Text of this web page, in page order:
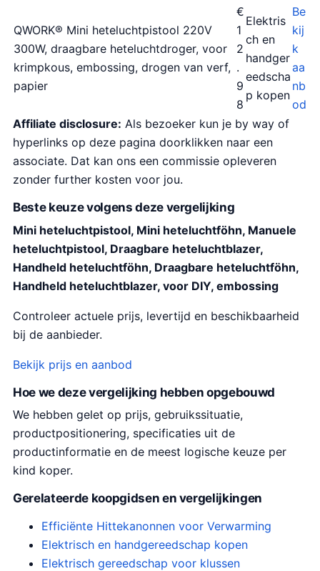
QWORK® Mini heteluchtpistool 220V
300W, draagbare heteluchtdroger, voor
krimpkous, embossing, drogen van verf,
papier
€
1
2
.
9
8
Elektris
ch en
handger
eedscha
p kopen
Be
kij
k
aa
nb
od
Affiliate disclosure: Als bezoeker kun je by way of
hyperlinks op deze pagina doorklikken naar een
associate. Dat kan ons een commissie opleveren
zonder further kosten voor jou.
Beste keuze volgens deze vergelijking
Mini heteluchtpistool, Mini heteluchtföhn, Manuele
heteluchtpistool, Draagbare heteluchtblazer,
Handheld heteluchtföhn, Draagbare heteluchtföhn,
Handheld heteluchtblazer, voor DIY, embossing
Controleer actuele prijs, levertijd en beschikbaarheid
bij de aanbieder.
Bekijk prijs en aanbod
Hoe we deze vergelijking hebben opgebouwd
We hebben gelet op prijs, gebruikssituatie,
productpositionering, specificaties uit de
productinformatie en de meest logische keuze per
kind koper.
Gerelateerde koopgidsen en vergelijkingen
Efficiënte Hittekanonnen voor Verwarming
Elektrisch en handgereedschap kopen
Elektrisch gereedschap voor klussen